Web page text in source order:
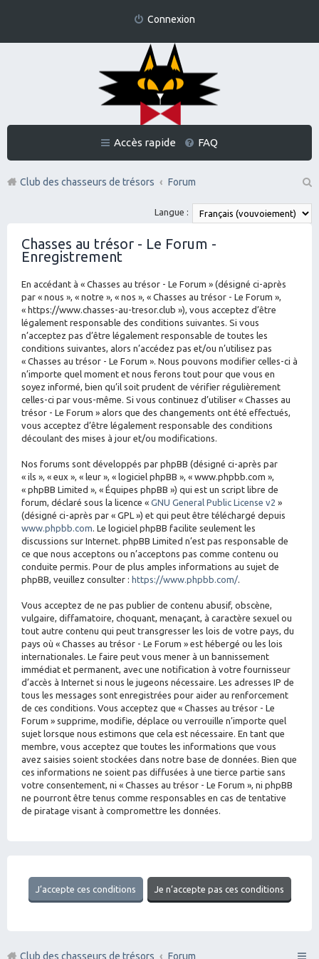
Connexion
Accès rapide FAQ
Club des chasseurs de trésors
Forum
Re
ch
Langue :
Chasses au trésor - Le Forum -
Enregistrement
En accédant à « Chasses au trésor - Le Forum » (désigné ci-après
par « nous », « notre », « nos », « Chasses au trésor - Le Forum »,
« https://www.chasses-au-tresor.club »), vous acceptez d’être
légalement responsable des conditions suivantes. Si vous
n’acceptez pas d’être légalement responsable de toutes les
conditions suivantes, alors n’accédez pas et/ou n’utilisez pas
« Chasses au trésor - Le Forum ». Nous pouvons modifier celles-ci à
n’importe quel moment et nous ferons tout pour que vous en
soyez informé, bien qu’il soit prudent de vérifier régulièrement
celles-ci par vous-même. Si vous continuez d’utiliser « Chasses au
trésor - Le Forum » alors que des changements ont été effectués,
vous acceptez d’être légalement responsable des conditions
découlant des mises à jour et/ou modifications.
Nos forums sont développés par phpBB (désigné ci-après par
« ils », « eux », « leur », « logiciel phpBB », « www.phpbb.com »,
« phpBB Limited », « Équipes phpBB ») qui est un script libre de
forum, déclaré sous la licence « GNU General Public License v2 »
(désigné ci-après par « GPL ») et qui peut être téléchargé depuis
www.phpbb.com. Le logiciel phpBB facilite seulement les
discussions sur Internet. phpBB Limited n’est pas responsable de
ce que nous acceptons ou n’acceptons pas comme contenu ou
conduite permis. Pour de plus amples informations au sujet de
phpBB, veuillez consulter : https://www.phpbb.com/.
Vous acceptez de ne pas publier de contenu abusif, obscène,
vulgaire, diffamatoire, choquant, menaçant, à caractère sexuel ou
tout autre contenu qui peut transgresser les lois de votre pays, du
pays où « Chasses au trésor - Le Forum » est hébergé ou les lois
internationales. Le faire peut vous mener à un bannissement
immédiat et permanent, avec une notification à votre fournisseur
d’accès à Internet si nous le jugeons nécessaire. Les adresses IP de
tous les messages sont enregistrées pour aider au renforcement
de ces conditions. Vous acceptez que « Chasses au trésor - Le
Forum » supprime, modifie, déplace ou verrouille n’importe quel
sujet lorsque nous estimons que cela est nécessaire. En tant que
membre, vous acceptez que toutes les informations que vous
avez saisies soient stockées dans notre base de données. Bien que
ces informations ne soient pas diffusées à une tierce partie sans
votre consentement, ni « Chasses au trésor - Le Forum », ni phpBB
ne pourront être tenus comme responsables en cas de tentative
de piratage visant à compromettre les données.
Club des chasseurs de trésors Forum